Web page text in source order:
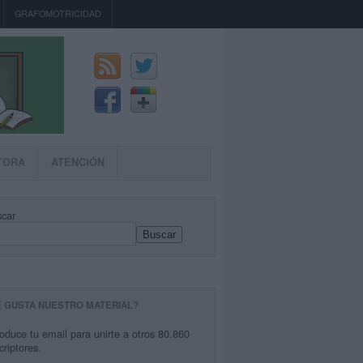
GRAFOMOTRICIDAD
ATENCIÓN
Buscar
GUSTA NUESTRO MATERIAL?
tu email para unirte a otros 80.860